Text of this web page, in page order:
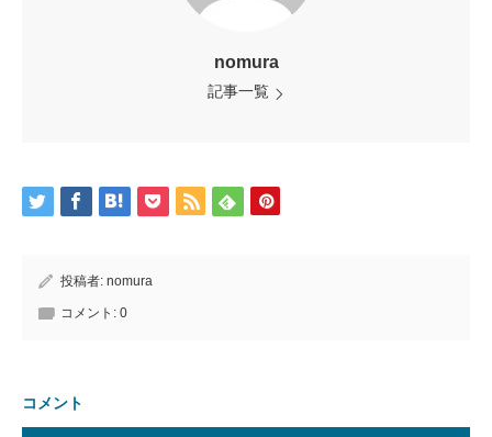
nomura
記事一覧
投稿者: nomura
コメント: 0
コメント